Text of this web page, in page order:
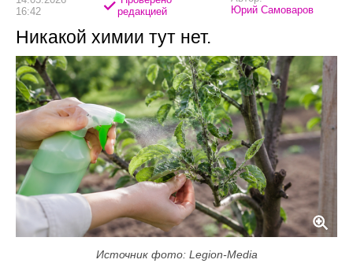
16:42
редакцией
Юрий Самоваров
Никакой химии тут нет.
Источник фото: Legion-Media